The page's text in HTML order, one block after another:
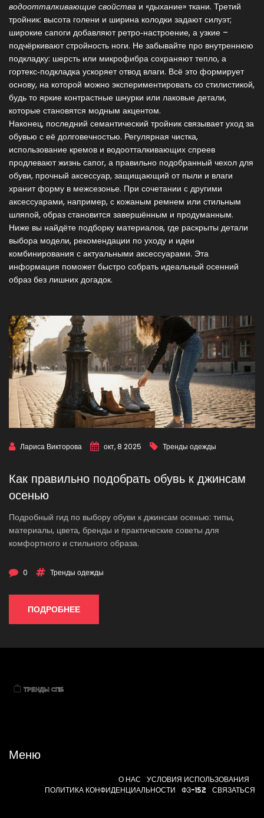
водоотталкивающие свойства и «дыхание» ткани. Третий
тройник: высота голени и ширина колодки задают силуэт;
широкие сапоги добавляют ретро‑настроение, а узкие –
подчёркивают стройность ноги. Не забывайте про внутреннюю
подкладку: шерсть или микрофибра сохраняют тепло, а
гортекс‑подкладка ускоряет отвод влаги. Всё это формирует
основу, на которой можно экспериментировать со стилистикой,
будь то яркие контрастные шнурки или лаковые детали,
которые становятся модным акцентом.
Наконец, последний семантический тройник связывает уход за
обувью с её долговечностью. Регулярная чистка,
использование кремов и водоотталкивающих спреев
продлевают жизнь сапог, а правильно подобранный чехол для
обуви, прочный аксессуар, защищающий от пыли и влаги
хранит форму в межсезонье. При сочетании с другими
аксессуарами, например, с кожаным ремнем или стильным
шляпой, образ становится завершённым и продуманным.
Ниже вы найдёте подборку материалов, где раскрыты детали
выбора модели, рекомендации по уходу и идеи
комбинирования с актуальными аксессуарами. Эта
информация поможет быстро собрать идеальный осенний
образ без лишних догадок.
Лариса Викторова окт, 8 2025 Тренды одежды
Как правильно подобрать обувь к джинсам
осенью
Подробный гид по выбору обуви к джинсам осенью: типы,
материалы, цвета, бренды и практические советы для
комфортного и стильного образа.
0 Тренды одежды
ПОДРОБНЕЕ
Меню
О НАС
УСЛОВИЯ ИСПОЛЬЗОВАНИЯ
ПОЛИТИКА КОНФИДЕНЦИАЛЬНОСТИ
ФЗ-152 СВЯЗАТЬСЯ